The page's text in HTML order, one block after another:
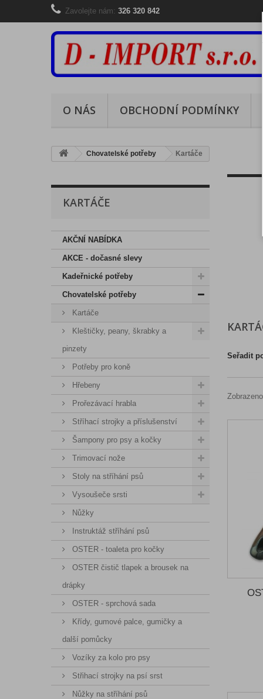
Zavolejte nám: 326 320 842
O NÁS OBCHODNÍ PODMÍNKY
Chovatelské potřeby Kartáče
KARTÁČE
AKČNÍ NABÍDKA
AKCE - dočasné slevy
Kadeřnické potřeby
Chovatelské potřeby
Kartáče
Kleštičky, peany, škrabky a
pinzety
Potřeby pro koně
Hřebeny
Prořezávací hrabla
Stříhací strojky a příslušenství
Šampony pro psy a kočky
Trimovací nože
Stoly na stříhání psů
Vysoušeče srsti
Nůžky
Instruktáž stříhání psů
OSTER - toaleta pro kočky
OSTER čistič tlapek a brousek na
drápky
OSTER - sprchová sada
Křídy, gumové palce, gumičky a
další pomůcky
Vozíky za kolo pro psy
Střihací strojky na psí srst
Nůžky na stříhání psů
Seřadit